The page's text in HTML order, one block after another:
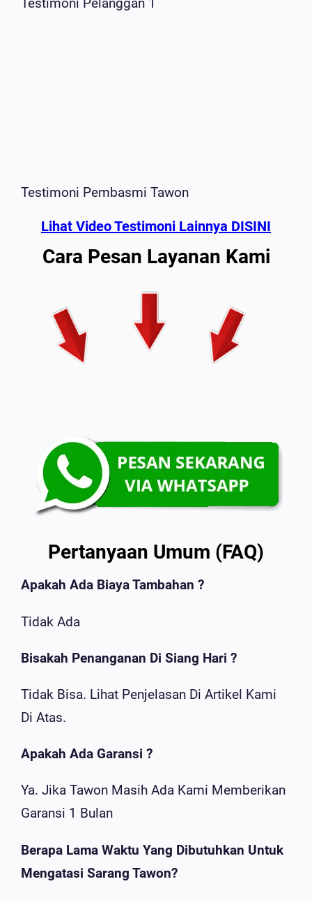
Testimoni Pelanggan 1
Testimoni Pembasmi Tawon
Lihat Video Testimoni Lainnya DISINI
Cara Pesan Layanan Kami
Pertanyaan Umum (FAQ)
Apakah Ada Biaya Tambahan ?
Tidak Ada
Bisakah Penanganan Di Siang Hari ?
Tidak Bisa. Lihat Penjelasan Di Artikel Kami
Di Atas.
Apakah Ada Garansi ?
Ya. Jika Tawon Masih Ada Kami Memberikan
Garansi 1 Bulan
Berapa Lama Waktu Yang Dibutuhkan Untuk
Mengatasi Sarang Tawon?